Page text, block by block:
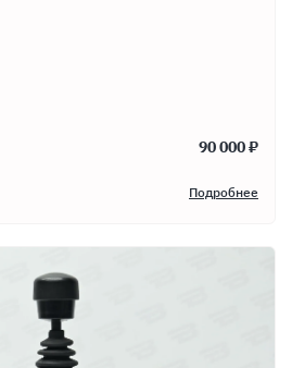
90 000 ₽
Подробнее